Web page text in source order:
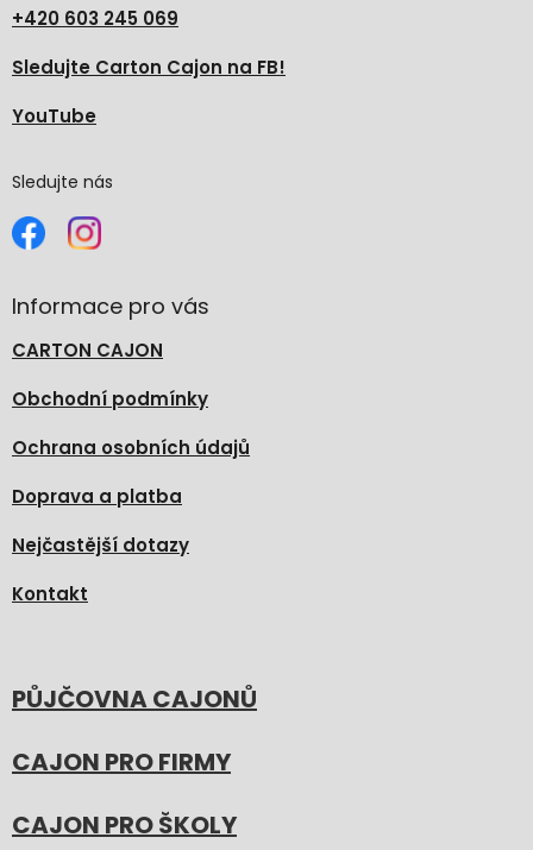
+420 603 245 069
Sledujte Carton Cajon na FB!
YouTube
Sledujte nás
Informace pro vás
CARTON CAJON
Obchodní podmínky
Ochrana osobních údajů
Doprava a platba
Nejčastější dotazy
Kontakt
PŮJČOVNA CAJONŮ
CAJON PRO FIRMY
CAJON PRO ŠKOLY